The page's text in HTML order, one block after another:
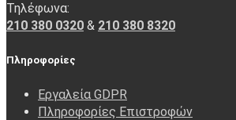
Τηλέφωνα:
210 380 0320 & 210 380 8320
Πληροφορίες
Εργαλεία GDPR
Πληροφορίες Επιστροφών